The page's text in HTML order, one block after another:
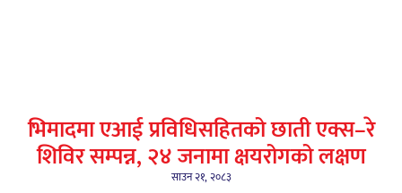
भिमादमा एआई प्रविधिसहितको छाती एक्स–रे
शिविर सम्पन्न, २४ जनामा क्षयरोगको लक्षण
साउन २१, २०८३